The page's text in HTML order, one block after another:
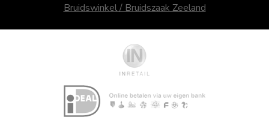
Bruidswinkel / Bruidszaak Zeeland